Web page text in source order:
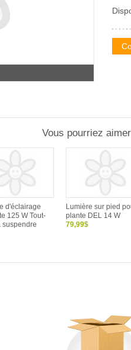
Vous pourriez
d'éclairage
125 W Tout-
suspendre
Lumière sur pied
plante DEL 14 W
79,99$